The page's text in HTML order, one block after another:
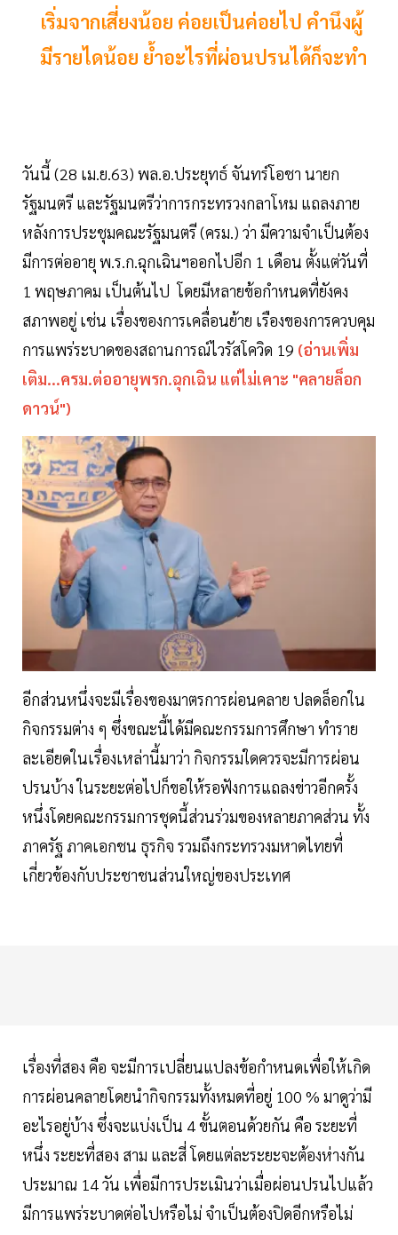
เริ่มจากเสี่ยงน้อย ค่อยเป็นค่อยไป คำนึงผู้
มีรายไดน้อย ย้ำอะไรที่ผ่อนปรนได้ก็จะทำ
วันนี้ (28 เม.ย.63) พล.อ.ประยุทธ์ จันทร์โอชา นายก
รัฐมนตรี และรัฐมนตรีว่าการกระทรวงกลาโหม แถลงภาย
หลังการประชุมคณะรัฐมนตรี (ครม.) ว่า มีความจำเป็นต้อง
มีการต่ออายุ พ.ร.ก.ฉุกเฉินฯออกไปอีก 1 เดือน ตั้งแต่วันที่
1 พฤษภาคม เป็นต้นไป โดยมีหลายข้อกำหนดที่ยังคง
สภาพอยู่ เช่น เรื่องของการเคลื่อนย้าย เรืองของการควบคุม
การแพร่ระบาดของสถานการณ์ไวรัสโควิด 19 (อ่านเพิ่ม
เติม...ครม.ต่ออายุพรก.ฉุกเฉิน แต่ไม่เคาะ "คลายล็อก
ดาวน์")
อีกส่วนหนึ่งจะมีเรื่องของมาตรการผ่อนคลาย ปลดล็อกใน
กิจกรรมต่าง ๆ ซึ่งขณะนี้ได้มีคณะกรรมการศึกษา ทำราย
ละเอียดในเรื่องเหล่านี้มาว่า กิจกรรมใดควรจะมีการผ่อน
ปรนบ้าง ในระยะต่อไปก็ขอให้รอฟังการแถลงข่าวอีกครั้ง
หนึ่งโดยคณะกรรมการชุดนี้ส่วนร่วมของหลายภาคส่วน ทั้ง
ภาครัฐ ภาคเอกชน ธุรกิจ รวมถึงกระทรวงมหาดไทยที่
เกี่ยวข้องกับประชาชนส่วนใหญ่ของประเทศ
เรื่องที่สอง คือ จะมีการเปลี่ยนแปลงข้อกำหนดเพื่อให้เกิด
การผ่อนคลายโดยนำกิจกรรมทั้งหมดที่อยู่ 100 % มาดูว่ามี
อะไรอยู่บ้าง ซึ่งจะแบ่งเป็น 4 ขั้นตอนด้วยกัน คือ ระยะที่
หนึ่ง ระยะที่สอง สาม และสี่ โดยแต่ละระยะจะต้องห่างกัน
ประมาณ 14 วัน เพื่อมีการประเมินว่าเมื่อผ่อนปรนไปแล้ว
มีการแพร่ระบาดต่อไปหรือไม่ จำเป็นต้องปิดอีกหรือไม่